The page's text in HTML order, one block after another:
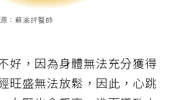
：蘇渝評醫師
好，因為身體無法充分獲得
旺盛無法放鬆，因此，心跳